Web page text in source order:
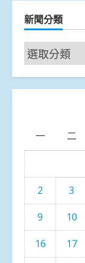
新聞分類
新
聞
分
一 二
2
3
9
10
16
17